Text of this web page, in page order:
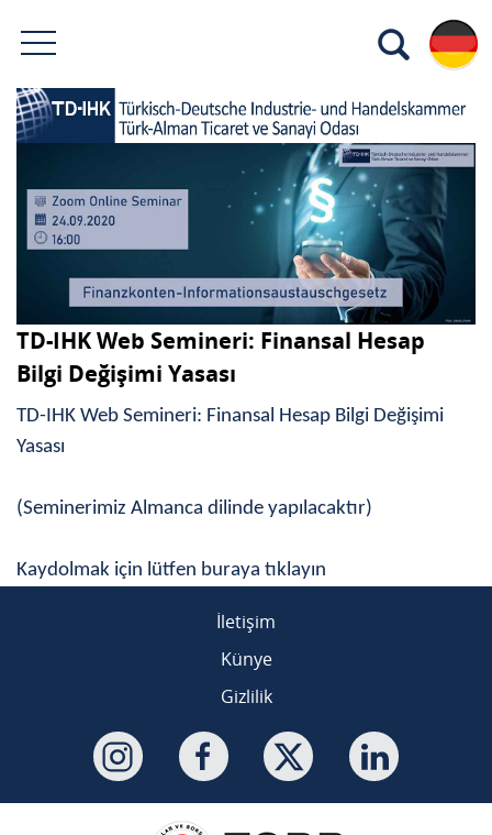
TD-IHK Web Semineri: Finansal Hesap
Bilgi Değişimi Yasası
TD-IHK Web Semineri: Finansal Hesap Bilgi Değişimi
Yasası
(Seminerimiz Almanca dilinde yapılacaktır)
Kaydolmak için lütfen buraya tıklayın
İletişim
Künye
Gizlilik